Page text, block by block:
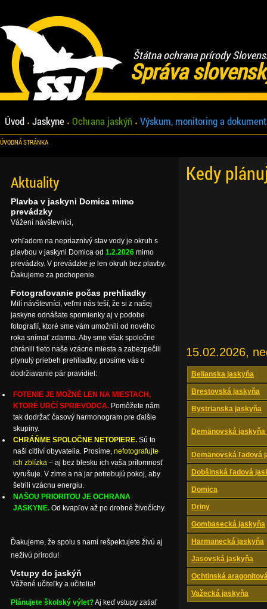
Štátna ochrana prírody
Správa
Úvod Jaskyne Ochrana jaskýň Výskum, monitoring a
ÚVODNÁ STRÁNKA
Kedy
15.02.2026,
Belianska jaskyňa
Brestovská jaskyňa
Bystrianska jaskyňa
Demänovská
Demänovská ľadová
Dobšinská ľadová
Domica
Driny
Gombasecká jaskyňa
Harmanecká jaskyňa
Jasovská jaskyňa
Ochtinská
Važecká jaskyňa
Aktuality
Plavba v jaskyni Domica mimo
prevádzky
Vážení návštevníci,
vzhľadom na nepriaznivý stav vody je okruh s
plavbou v jaskyni Domica od 1.2.2026 mimo
prevádzky. V prevádzke je len okruh bez plavby.
Ďakujeme za pochopenie.
Fotografovanie počas prehliadky
Milí návštevníci, veľmi nás teší, že si z našej
jaskyne odnášate spomienky aj v podobe
fotografií, ktoré sme vám umožnili od nového
roka snímať zdarma. Aby sme však spoločne
chránili tieto naše vzácne miesta a zabezpečili
plynulý priebeh prehliadky, prosíme vás o
dodržiavanie pár pravidiel:
FOTENIE JE MOŽNÉ LEN NA MIESTACH,
KTORÉ URČÍ SPRIEVODCA. Pomôžete nám
tak dodržať časový harmonogram pre ďalšie
skupiny.
CHRÁŇME SPOLOČNE NETOPIERE. Sú to
naši citliví obyvatelia. Prosíme, nefotografujte
ich zblízka – aj bez blesku ich vaša prítomnosť
vyrušuje. V zime a na jar potrebujú pokoj, aby
šetrili vzácnu energiu.
NAŠOU PRIORITOU JE OCHRANA
JASKYNE. Od kvapľov až po drobné živočíchy.
Ďakujeme, že spolu s nami rešpektujete živú aj
neživú prírodu!
Vstupy do jaskýň
Vážené učiteľky a učitelia!
Plánujete školský výlet?Aj keď vstupy zatiaľ